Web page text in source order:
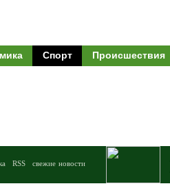
Спорт Происшествия
RSS свежие новости